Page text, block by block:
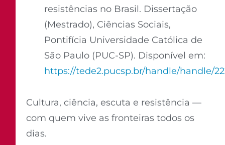
resistências no Brasil. Dissertação
(Mestrado), Ciências Sociais,
Pontifícia Universidade Católica de
São Paulo (PUC-SP). Disponível em:
https://tede2.pucsp.br/handle/handle/
Cultura, ciência, escuta e resistência —
com quem vive as fronteiras todos os
dias.